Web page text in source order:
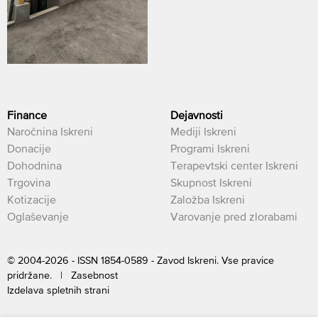
Finance
Naročnina Iskreni
Donacije
Dohodnina
Trgovina
Kotizacije
Oglaševanje
Dejavnosti
Mediji Iskreni
Programi Iskreni
Terapevtski center Iskreni
Skupnost Iskreni
Založba Iskreni
Varovanje pred zlorabami
© 2004-2026 - ISSN 1854-0589 - Zavod Iskreni. Vse pravice
pridržane. | Zasebnost
Izdelava spletnih strani